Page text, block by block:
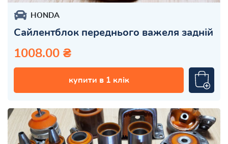
HONDA
Сайлентблок переднього важеля задній
1008.00 ₴
купити в 1 клік